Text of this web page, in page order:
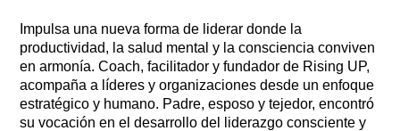
Impulsa una nueva forma de liderar donde la
productividad, la salud mental y la consciencia conviven
en armonía. Coach, facilitador y fundador de Rising UP,
acompaña a líderes y organizaciones desde un enfoque
estratégico y humano. Padre, esposo y tejedor, encontró
su vocación en el desarrollo del liderazgo consciente y